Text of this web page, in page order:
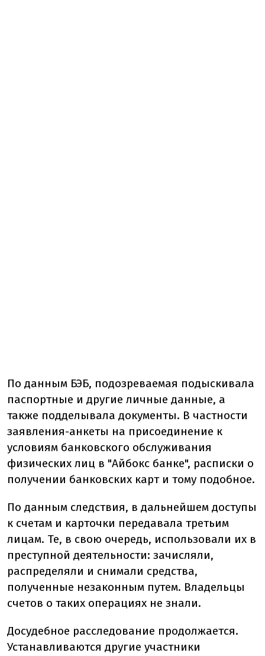
По данным БЭБ, подозреваемая подыскивала
паспортные и другие личные данные, а
также подделывала документы. В частности
заявления-анкеты на присоединение к
условиям банковского обслуживания
физических лиц в "Айбокс банке", расписки о
получении банковских карт и тому подобное.
По данным следствия, в дальнейшем доступы
к счетам и карточки передавала третьим
лицам. Те, в свою очередь, использовали их в
преступной деятельности: зачисляли,
распределяли и снимали средства,
полученные незаконным путем. Владельцы
счетов о таких операциях не знали.
Досудебное расследование продолжается.
Устанавливаются другие участники